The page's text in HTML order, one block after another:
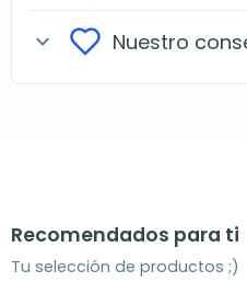
expand_more Nuestro
Recomendados para ti
Tu selección de productos ;)